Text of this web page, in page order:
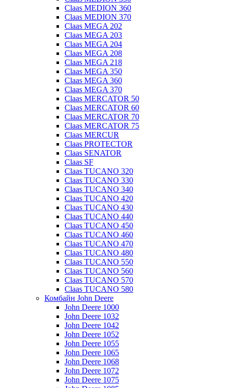
Claas MEDION 360
Claas MEDION 370
Claas MEGA 202
Claas MEGA 203
Claas MEGA 204
Claas MEGA 208
Claas MEGA 218
Claas MEGA 350
Claas MEGA 360
Claas MEGA 370
Claas MERCATOR 50
Claas MERCATOR 60
Claas MERCATOR 70
Claas MERCATOR 75
Claas MERCUR
Claas PROTECTOR
Claas SENATOR
Claas SF
Claas TUCANO 320
Claas TUCANO 330
Claas TUCANO 340
Claas TUCANO 420
Claas TUCANO 430
Claas TUCANO 440
Claas TUCANO 450
Claas TUCANO 460
Claas TUCANO 470
Claas TUCANO 480
Claas TUCANO 550
Claas TUCANO 560
Claas TUCANO 570
Claas TUCANO 580
Комбайн John Deere
John Deere 1000
John Deere 1032
John Deere 1042
John Deere 1052
John Deere 1055
John Deere 1065
John Deere 1068
John Deere 1072
John Deere 1075